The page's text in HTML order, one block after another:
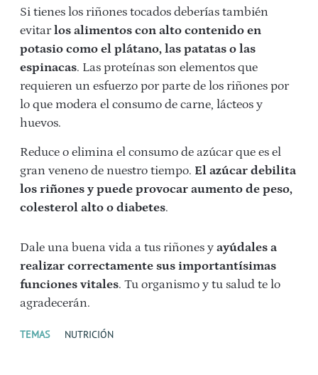
Si tienes los riñones tocados deberías también
evitarlos alimentos con alto contenido en
potasio como el plátano, las patatas o las
espinacas. Las proteínas son elementos que
requieren un esfuerzo por parte de los riñones por
lo que modera el consumo de carne, lácteos y
huevos.
Reduce o elimina el consumo de azúcar que es el
gran veneno de nuestro tiempo. El azúcar debilita
los riñones y puede provocar aumento de peso,
colesterol alto o diabetes.
Dale una buena vida a tus riñones y ayúdales a
realizar correctamente sus importantísimas
funciones vitales. Tu organismo y tu salud te lo
agradecerán.
TEMAS NUTRICIÓN